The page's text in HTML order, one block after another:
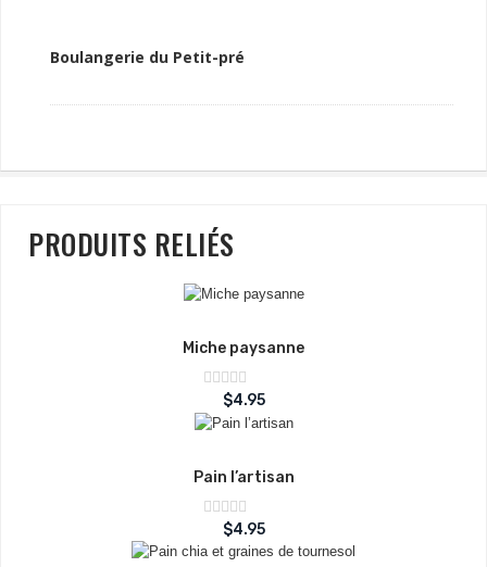
Boulangerie du Petit-pré
PRODUITS RELIÉS
Miche paysanne
Note
0
sur
5
$4.95
Pain l’artisan
Note
sur
5
$4.95